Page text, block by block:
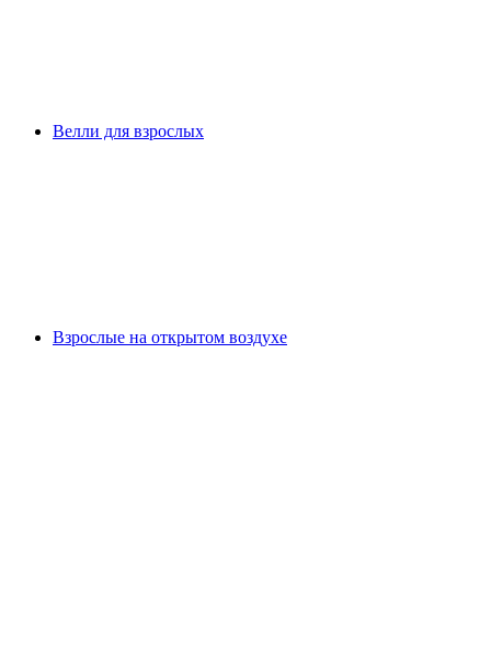
Велли для взрослых
Взрослые на открытом воздухе